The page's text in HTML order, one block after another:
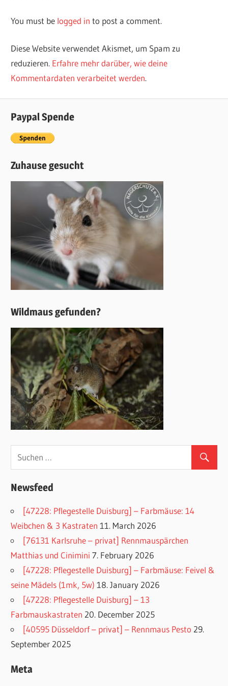
You must be logged in to post a comment.
Diese Website verwendet Akismet, um Spam zu
reduzieren. Erfahre mehr darüber, wie deine
Kommentardaten verarbeitet werden.
Paypal Spende
Zuhause gesucht
Wildmaus gefunden?
Newsfeed
[47228: Pflegestelle Duisburg] – Farbmäuse: 14
Weibchen & 3 Kastraten 11. March 2026
[76131 Karlsruhe – privat] Rennmauspärchen
Matthias und Cinimini 7. February 2026
[47228: Pflegestelle Duisburg] – Farbmäuse: Feivel &
seine Mädels (1mk, 5w) 18. January 2026
[47228: Pflegestelle Duisburg] – 13
Farbmauskastraten 20. December 2025
[40595 Düsseldorf – privat] – Rennmaus Pesto 29.
September 2025
Meta